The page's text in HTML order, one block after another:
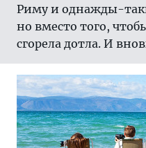
Риму и однажды-
но вместо того,
сгорела дотла. И